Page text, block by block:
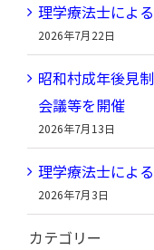
理学療法士によ
2026年7月22日
昭和村成年後見
会議等を開催
2026年7月13日
理学療法士によ
2026年7月3日
カテゴリー